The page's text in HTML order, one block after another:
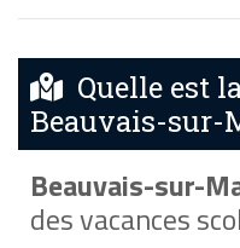
Quelle est
Beauvais-sur-
Beauvais-sur-
des vacances